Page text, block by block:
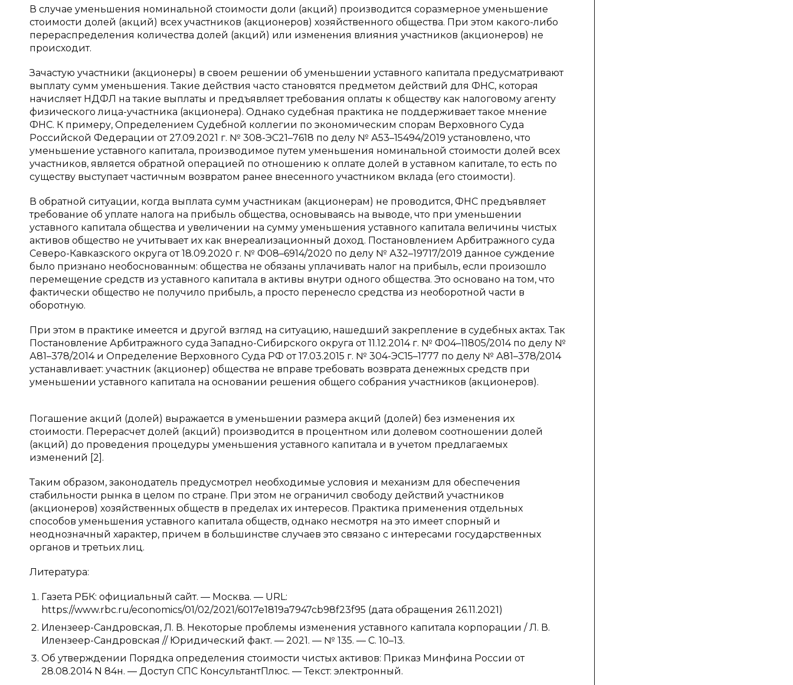
В случае уменьшения номинальной стоимости доли (акций) производится соразмерное уменьшение
стоимости долей (акций) всех участников (акционеров) хозяйственного общества. При этом какого-либо
перераспределения количества долей (акций) или изменения влияния участников (акционеров) не
происходит.
Зачастую участники (акционеры) в своем решении об уменьшении уставного капитала предусматривают
выплату сумм уменьшения. Такие действия часто становятся предметом действий для ФНС, которая
начисляет НДФЛ на такие выплаты и предъявляет требования оплаты к обществу как налоговому агенту
физического лица-участника (акционера). Однако судебная практика не поддерживает такое мнение
ФНС. К примеру, Определением Судебной коллегии по экономическим спорам Верховного Суда
Российской Федерации от 27.09.2021 г. № 308-ЭС21–7618 по делу № А53–15494/2019 установлено, что
уменьшение уставного капитала, производимое путем уменьшения номинальной стоимости долей всех
участников, является обратной операцией по отношению к оплате долей в уставном капитале, то есть по
существу выступает частичным возвратом ранее внесенного участником вклада (его стоимости).
В обратной ситуации, когда выплата сумм участникам (акционерам) не проводится, ФНС предъявляет
требование об уплате налога на прибыль общества, основываясь на выводе, что при уменьшении
уставного капитала общества и увеличении на сумму уменьшения уставного капитала величины чистых
активов общество не учитывает их как внереализационный доход. Постановлением Арбитражного суда
Северо-Кавказского округа от 18.09.2020 г. № Ф08–6914/2020 по делу № А32–19717/2019 данное суждение
было признано необоснованным: общества не обязаны уплачивать налог на прибыль, если произошло
перемещение средств из уставного капитала в активы внутри одного общества. Это основано на том, что
фактически общество не получило прибыль, а просто перенесло средства из необоротной части в
оборотную.
При этом в практике имеется и другой взгляд на ситуацию, нашедший закрепление в судебных актах. Так
Постановление Арбитражного суда Западно-Сибирского округа от 11.12.2014 г. № Ф04–11805/2014 по делу №
А81–378/2014 и Определение Верховного Суда РФ от 17.03.2015 г. № 304-ЭС15–1777 по делу № А81–378/2014
устанавливает: участник (акционер) общества не вправе требовать возврата денежных средств при
уменьшении уставного капитала на основании решения общего собрания участников (акционеров).
Погашение акций (долей) выражается в уменьшении размера акций (долей) без изменения их
стоимости. Перерасчет долей (акций) производится в процентном или долевом соотношении долей
(акций) до проведения процедуры уменьшения уставного капитала и в учетом предлагаемых
изменений [2].
Таким образом, законодатель предусмотрел необходимые условия и механизм для обеспечения
стабильности рынка в целом по стране. При этом не ограничил свободу действий участников
(акционеров) хозяйственных обществ в пределах их интересов. Практика применения отдельных
способов уменьшения уставного капитала обществ, однако несмотря на это имеет спорный и
неоднозначный характер, причем в большинстве случаев это связано с интересами государственных
органов и третьих лиц.
Литература:
Газета РБК: официальный сайт. — Москва. — URL:
https://www.rbc.ru/economics/01/02/2021/6017e1819a7947cb98f23f95 (дата обращения 26.11.2021)
Илензеер-Сандровская, Л. В. Некоторые проблемы изменения уставного капитала корпорации / Л. В.
Илензеер-Сандровская // Юридический факт. — 2021. — № 135. — С. 10–13.
Об утверждении Порядка определения стоимости чистых активов: Приказ Минфина России от
28.08.2014 N 84н. — Доступ СПС КонсультантПлюс. — Текст: электронный.